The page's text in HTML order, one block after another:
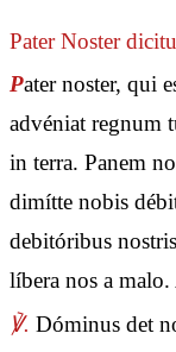
Pater Noster
Pater noster, qui
advéniat regnum
in terra. Panem
dimítte nobis
debitóribus
líbera nos a
℣. Dóminus det